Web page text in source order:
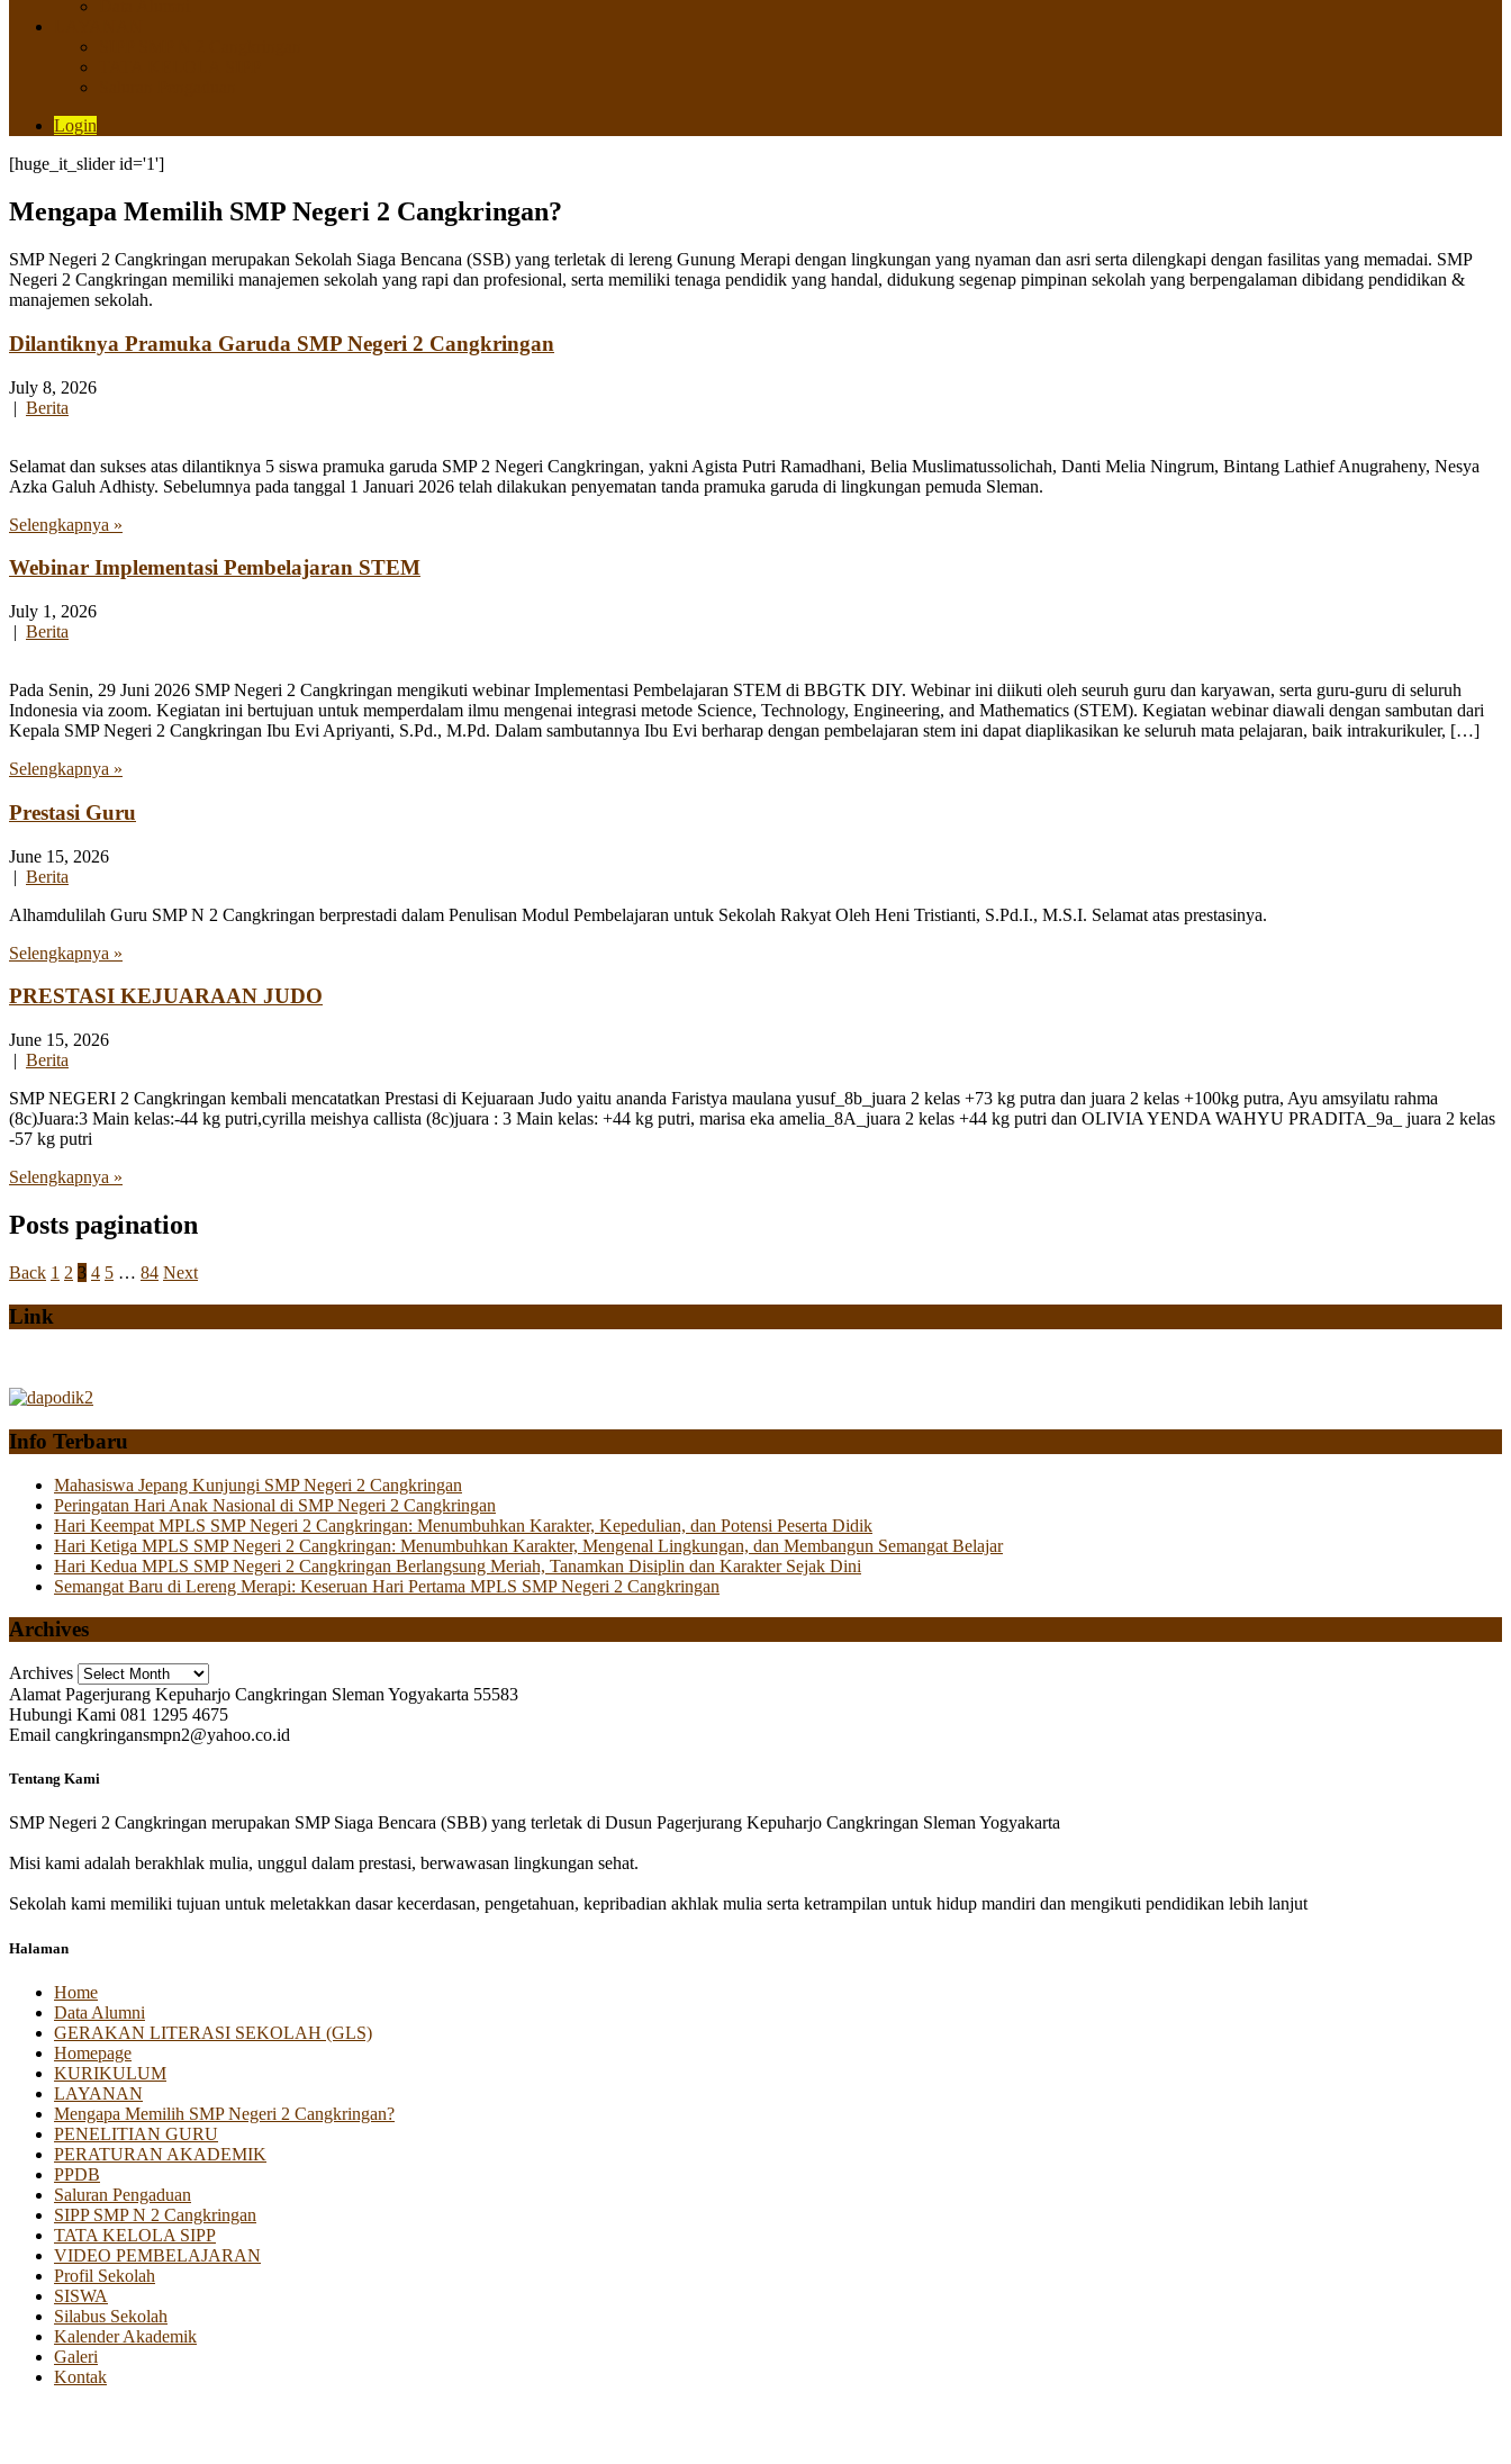
Login
[huge_it_slider id='1']
Mengapa Memilih SMP Negeri 2 Cangkringan?
SMP Negeri 2 Cangkringan merupakan Sekolah Siaga Bencana (SSB) yang terletak di lereng Gunung Merapi dengan lingkungan yang nyaman dan asri serta dilengkapi dengan fasilitas yang memadai. SMP
Negeri 2 Cangkringan memiliki manajemen sekolah yang rapi dan profesional, serta memiliki tenaga pendidik yang handal, didukung segenap pimpinan sekolah yang berpengalaman dibidang pendidikan &
manajemen sekolah.
Dilantiknya Pramuka Garuda SMP Negeri 2 Cangkringan
July 8, 2026
| Berita
Selamat dan sukses atas dilantiknya 5 siswa pramuka garuda SMP 2 Negeri Cangkringan, yakni Agista Putri Ramadhani, Belia Muslimatussolichah, Danti Melia Ningrum, Bintang Lathief Anugraheny, Nesya
Azka Galuh Adhisty. Sebelumnya pada tanggal 1 Januari 2026 telah dilakukan penyematan tanda pramuka garuda di lingkungan pemuda Sleman.
Selengkapnya »
Webinar Implementasi Pembelajaran STEM
July 1, 2026
| Berita
Pada Senin, 29 Juni 2026 SMP Negeri 2 Cangkringan mengikuti webinar Implementasi Pembelajaran STEM di BBGTK DIY. Webinar ini diikuti oleh seuruh guru dan karyawan, serta guru-guru di seluruh
Indonesia via zoom. Kegiatan ini bertujuan untuk memperdalam ilmu mengenai integrasi metode Science, Technology, Engineering, and Mathematics (STEM). Kegiatan webinar diawali dengan sambutan dari
Kepala SMP Negeri 2 Cangkringan Ibu Evi Apriyanti, S.Pd., M.Pd. Dalam sambutannya Ibu Evi berharap dengan pembelajaran stem ini dapat diaplikasikan ke seluruh mata pelajaran, baik intrakurikuler, […]
Selengkapnya »
Prestasi Guru
June 15, 2026
| Berita
Alhamdulilah Guru SMP N 2 Cangkringan berprestadi dalam Penulisan Modul Pembelajaran untuk Sekolah Rakyat Oleh Heni Tristianti, S.Pd.I., M.S.I. Selamat atas prestasinya.
Selengkapnya »
PRESTASI KEJUARAAN JUDO
June 15, 2026
| Berita
SMP NEGERI 2 Cangkringan kembali mencatatkan Prestasi di Kejuaraan Judo yaitu ananda Faristya maulana yusuf_8b_juara 2 kelas +73 kg putra dan juara 2 kelas +100kg putra, Ayu amsyilatu rahma
(8c)Juara:3 Main kelas:-44 kg putri,cyrilla meishya callista (8c)juara : 3 Main kelas: +44 kg putri, marisa eka amelia_8A_juara 2 kelas +44 kg putri dan OLIVIA YENDA WAHYU PRADITA_9a_ juara 2 kelas
-57 kg putri
Selengkapnya »
Posts pagination
Back 1 2 3 4 5 … 84 Next
Link
Info Terbaru
Mahasiswa Jepang Kunjungi SMP Negeri 2 Cangkringan
Peringatan Hari Anak Nasional di SMP Negeri 2 Cangkringan
Hari Keempat MPLS SMP Negeri 2 Cangkringan: Menumbuhkan Karakter, Kepedulian, dan Potensi Peserta Didik
Hari Ketiga MPLS SMP Negeri 2 Cangkringan: Menumbuhkan Karakter, Mengenal Lingkungan, dan Membangun Semangat Belajar
Hari Kedua MPLS SMP Negeri 2 Cangkringan Berlangsung Meriah, Tanamkan Disiplin dan Karakter Sejak Dini
Semangat Baru di Lereng Merapi: Keseruan Hari Pertama MPLS SMP Negeri 2 Cangkringan
Archives
Archives
Alamat Pagerjurang Kepuharjo Cangkringan Sleman Yogyakarta 55583
Hubungi Kami 081 1295 4675
Email cangkringansmpn2@yahoo.co.id
Tentang Kami
SMP Negeri 2 Cangkringan merupakan SMP Siaga Bencara (SBB) yang terletak di Dusun Pagerjurang Kepuharjo Cangkringan Sleman Yogyakarta
Misi kami adalah berakhlak mulia, unggul dalam prestasi, berwawasan lingkungan sehat.
Sekolah kami memiliki tujuan untuk meletakkan dasar kecerdasan, pengetahuan, kepribadian akhlak mulia serta ketrampilan untuk hidup mandiri dan mengikuti pendidikan lebih lanjut
Halaman
Home
Data Alumni
GERAKAN LITERASI SEKOLAH (GLS)
Homepage
KURIKULUM
LAYANAN
Mengapa Memilih SMP Negeri 2 Cangkringan?
PENELITIAN GURU
PERATURAN AKADEMIK
PPDB
Saluran Pengaduan
SIPP SMP N 2 Cangkringan
TATA KELOLA SIPP
VIDEO PEMBELAJARAN
Profil Sekolah
SISWA
Silabus Sekolah
Kalender Akademik
Galeri
Kontak